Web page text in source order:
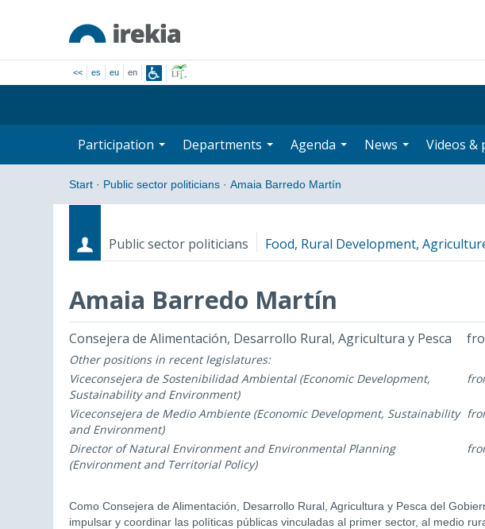
<< es eu en
Participation Departments Agenda News Videos &
Start · Public sector politicians · Amaia Barredo Martín
Public sector politicians Food, Rural Development,
Amaia Barredo Martín
RolesStart date - End date
Consejera de Alimentación, Desarrollo Rural, Agricultura y Pesca
Other positions in recent legislatures:
Viceconsejera de Sostenibilidad Ambiental (Economic Development,
Sustainability and Environment)
Viceconsejera de Medio Ambiente (Economic Development, Sustainability
and Environment)
Director of Natural Environment and Environmental Planning
(Environment and Territorial Policy)
Como Consejera de Alimentación, Desarrollo Rural, Agricultura y Pesca del
impulsar y coordinar las políticas públicas vinculadas al primer sector, al medio